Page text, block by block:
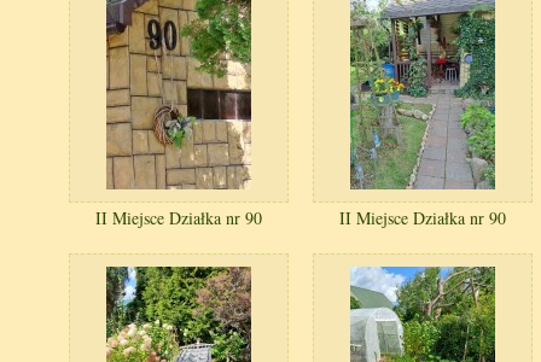
II Miejsce Działka nr 90 II Miejsce Działka nr 90